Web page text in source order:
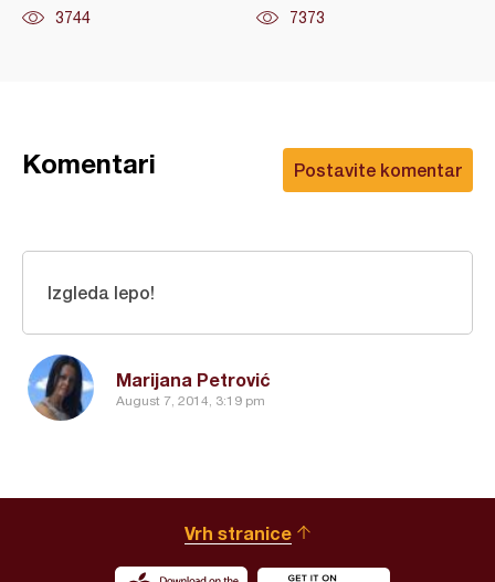
3744 7373
Postavite komentar
Komentari
Marijana Petrović
August 7, 2014, 3:19 pm
Izgleda lepo!
Vrh stranice